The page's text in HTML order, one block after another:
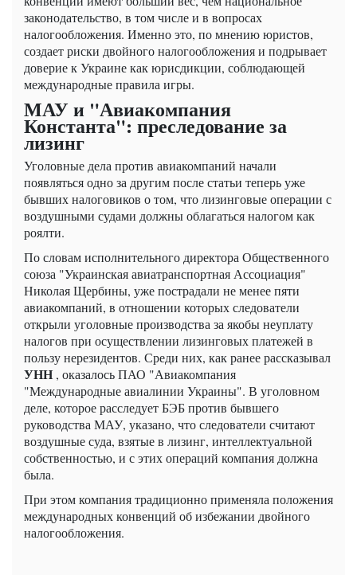
законодательство, в том числе и в вопросах
налогообложения. Именно это, по мнению юристов,
создает риски двойного налогообложения и подрывает
доверие к Украине как юрисдикции, соблюдающей
международные правила игры.
МАУ и "Авиакомпания
Константа": преследование за
лизинг
Уголовные дела против авиакомпаний начали
появляться одно за другим после статьи теперь уже
бывших налоговиков о том, что лизинговые операции с
воздушными судами должны облагаться налогом как
роялти.
По словам исполнительного директора Общественного
союза "Украинская авиатранспортная Ассоциация"
Николая Щербины, уже пострадали не менее пяти
авиакомпаний, в отношении которых следователи
открыли уголовные производства за якобы неуплату
налогов при осуществлении лизинговых платежей в
пользу нерезидентов. Среди них, как ранее рассказывал
УНН, оказалось ПАО "Авиакомпания
"Международные авиалинии Украины". В уголовном
деле, которое расследует БЭБ против бывшего
руководства МАУ, указано, что следователи считают
воздушные суда, взятые в лизинг, интеллектуальной
собственностью, и с этих операций компания должна
была.
При этом компания традиционно применяла положения
международных конвенций об избежании двойного
налогообложения.